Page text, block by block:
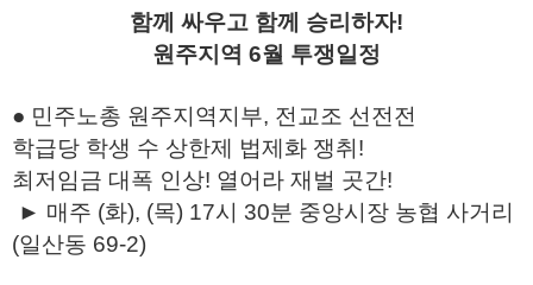
함께 싸우고 함께 승리하자!
원주지역 6월 투쟁일정
● 민주노총 원주지역지부, 전교조 선전전
학급당 학생 수 상한제 법제화 쟁취!
최저임금 대폭 인상! 열어라 재벌 곳간!
► 매주 (화), (목) 17시 30분 중앙시장 농협 사거리
(일산동 69-2)